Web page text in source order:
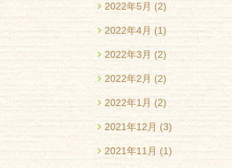
2022年5月 (2)
2022年4月 (1)
2022年3月 (2)
2022年2月 (2)
2022年1月 (2)
2021年12月 (3)
2021年11月 (1)